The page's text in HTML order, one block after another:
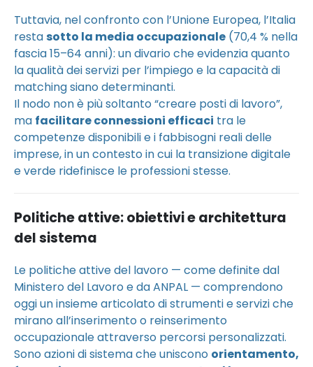
Tuttavia, nel confronto con l’Unione Europea, l’Italia
restasotto la media occupazionale (70,4 % nella
fascia 15–64 anni): un divario che evidenzia quanto
la qualità dei servizi per l’impiego e la capacità di
matching siano determinanti.
Il nodo non è più soltanto “creare posti di lavoro”,
ma facilitare connessioni efficaci tra le
competenze disponibili e i fabbisogni reali delle
imprese, in un contesto in cui la transizione digitale
e verde ridefinisce le professioni stesse.
Politiche attive: obiettivi e architettura
del sistema
Le politiche attive del lavoro — come definite dal
Ministero del Lavoro e da ANPAL — comprendono
oggi un insieme articolato di strumenti e servizi che
mirano all’inserimento o reinserimento
occupazionale attraverso percorsi personalizzati.
Sono azioni di sistema che uniscono orientamento,